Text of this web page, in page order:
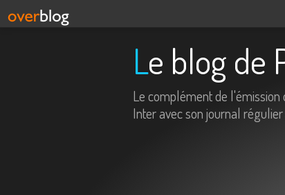
Le blog
Le complément de l'émission
Inter avec son journal